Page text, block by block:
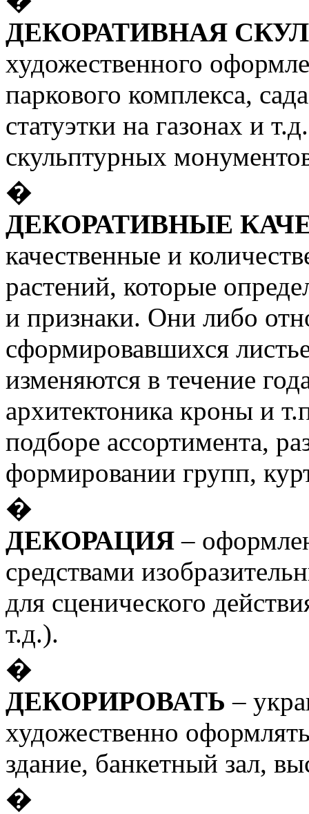
ДЕКОРАТИВНАЯ
художественного
паркового комплекса,
статуэтки на газонах и
скульптурных
�
ДЕКОРАТИВНЫЕ
качественные и
растений, которые
и признаки. Они либо
сформировавшихся
изменяются в течение
архитектоника кроны и
подборе ассортимента,
формировании групп,
�
ДЕКОРАЦИЯ –
средствами
для сценического
т.д.).
�
ДЕКОРИРОВАТЬ –
художественно
здание, банкетный зал,
�